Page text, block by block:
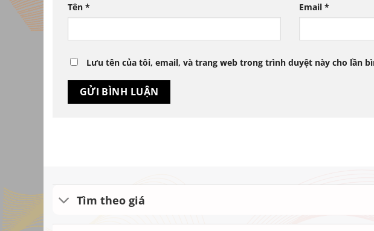
Tên * Email*
Lưu tên của tôi, email, và trang web trong trình duyệt này cho lần
Tìm theo giá